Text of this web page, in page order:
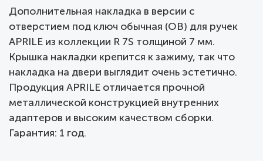
Дополнительная накладка в версии с
отверстием под ключ обычная (OB) для ручек
APRILE из коллекции R 7S толщиной 7 мм.
Крышка накладки крепится к зажиму, так что
накладка на двери выглядит очень эстетично.
Продукция APRILE отличается прочной
металлической конструкцией внутренних
адаптеров и высоким качеством сборки.
Гарантия: 1 год.